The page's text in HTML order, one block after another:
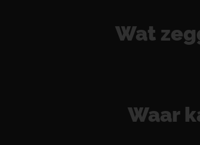
Wat
Waar